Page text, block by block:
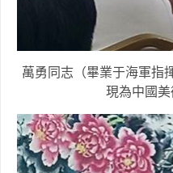
萬勇同志（畢業于海軍指
現為中國